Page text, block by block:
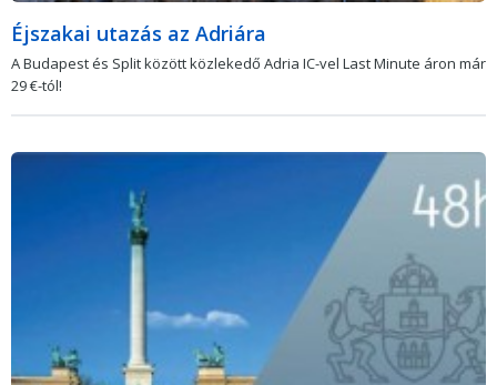
Éjszakai utazás az Adriára
A Budapest és Split között közlekedő Adria IC-vel Last Minute áron már
29 €-tól!